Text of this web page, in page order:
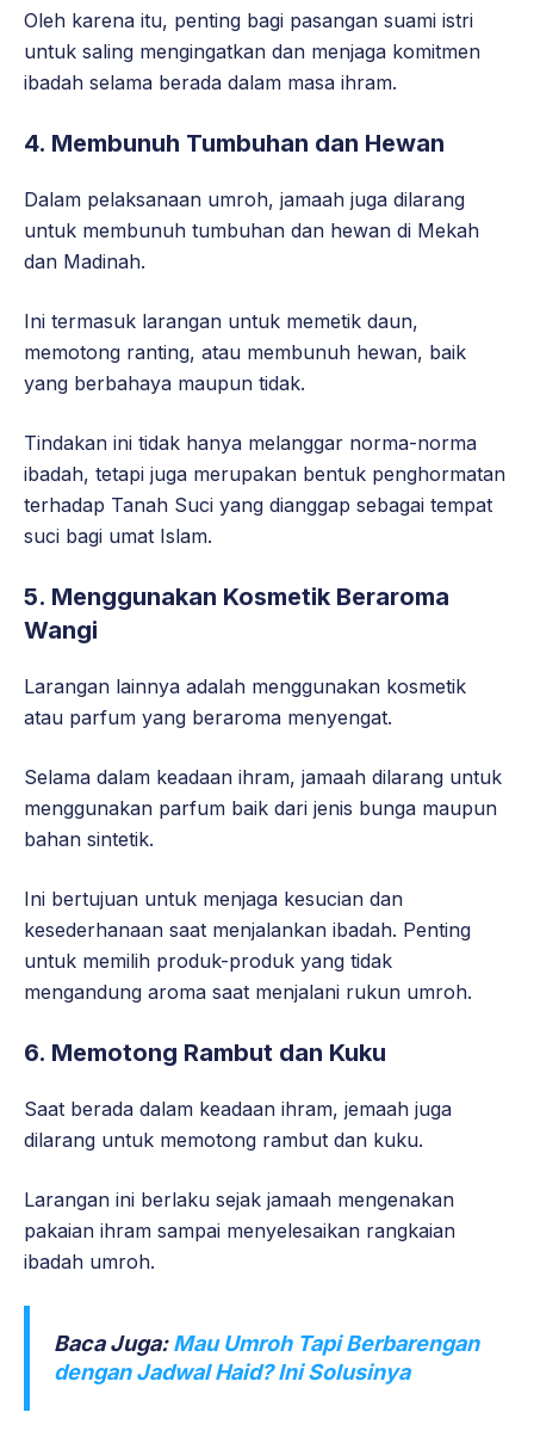
Oleh karena itu, penting bagi pasangan suami istri
untuk saling mengingatkan dan menjaga komitmen
ibadah selama berada dalam masa ihram.
4. Membunuh Tumbuhan dan Hewan
Dalam pelaksanaan umroh, jamaah juga dilarang
untuk membunuh tumbuhan dan hewan di Mekah
dan Madinah.
Ini termasuk larangan untuk memetik daun,
memotong ranting, atau membunuh hewan, baik
yang berbahaya maupun tidak.
Tindakan ini tidak hanya melanggar norma-norma
ibadah, tetapi juga merupakan bentuk penghormatan
terhadap Tanah Suci yang dianggap sebagai tempat
suci bagi umat Islam.
5. Menggunakan Kosmetik Beraroma
Wangi
Larangan lainnya adalah menggunakan kosmetik
atau parfum yang beraroma menyengat.
Selama dalam keadaan ihram, jamaah dilarang untuk
menggunakan parfum baik dari jenis bunga maupun
bahan sintetik.
Ini bertujuan untuk menjaga kesucian dan
kesederhanaan saat menjalankan ibadah. Penting
untuk memilih produk-produk yang tidak
mengandung aroma saat menjalani rukun umroh.
6. Memotong Rambut dan Kuku
Saat berada dalam keadaan ihram, jemaah juga
dilarang untuk memotong rambut dan kuku.
Larangan ini berlaku sejak jamaah mengenakan
pakaian ihram sampai menyelesaikan rangkaian
ibadah umroh.
Baca Juga:Mau Umroh Tapi Berbarengan
dengan Jadwal Haid? Ini Solusinya